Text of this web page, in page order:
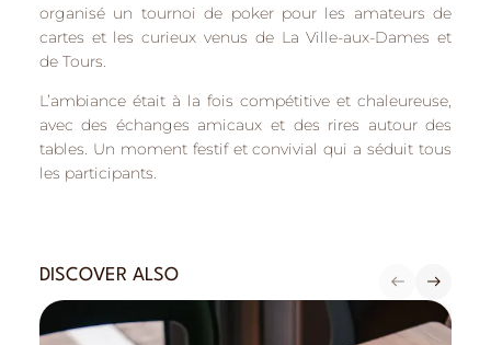
organisé un tournoi de pokerpour les amateurs de
cartes et les curieux venus de La Ville-aux-Dames et
de Tours.
L’ambiance était à la fois compétitive et chaleureuse,
avec des échanges amicaux et des rires autour des
tables. Un moment festif et convivial qui a séduit tous
les participants.
DISCOVER ALSO